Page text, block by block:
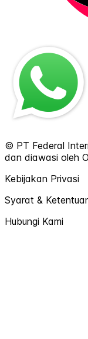
© PT Federal
dan diawasi oleh
Kebijakan Privasi
Syarat &
Hubungi Kami